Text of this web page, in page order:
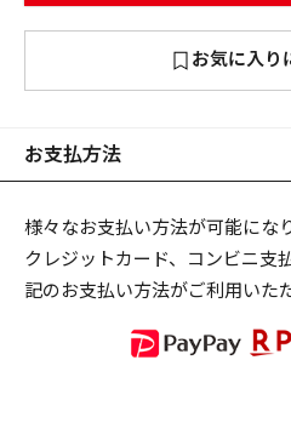
2026NEW PRODUCTS
リセット こ
お気に入り
お支払方法
様々なお支払い方法が可能にな
クレジットカード、コンビニ支
記のお支払い方法がご利用いた